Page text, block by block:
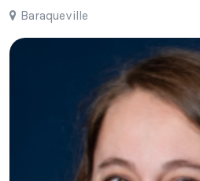
Baraqueville